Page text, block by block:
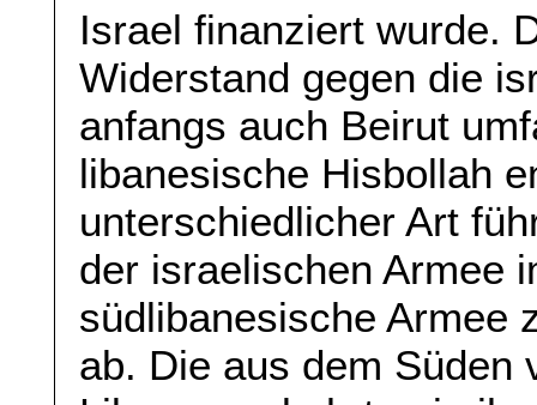
Israel finanziert wurde.
Widerstand gegen die
anfangs auch Beirut
libanesische Hisbollah
unterschiedlicher Art
der israelischen Armee
südlibanesische Armee
ab. Die aus dem Süden